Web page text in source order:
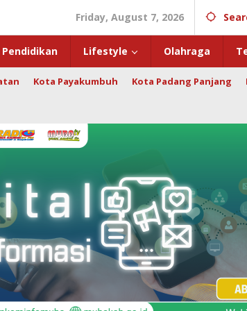
Friday, August 7, 2026
Pendidikan Lifestyle Olahraga
Kota Payakumbuh Kota Padang Panjang